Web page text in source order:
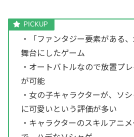
・「ファンタジー要素がある
舞台にしたゲーム
・オートバトルなので放置プ
が可能
・女の子キャラクターが、ソ
に可愛いという評価が多い
・キャラクターのスキルアニ